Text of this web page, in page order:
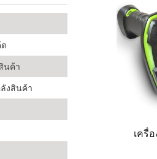
ขายธุรกิจ
การพัฒน
อุตสาหกรรม
ระบบบาร์
อุตสาหก
อุตสาหกร
ระบบบา
นค้า
งสินค้า
เครื่